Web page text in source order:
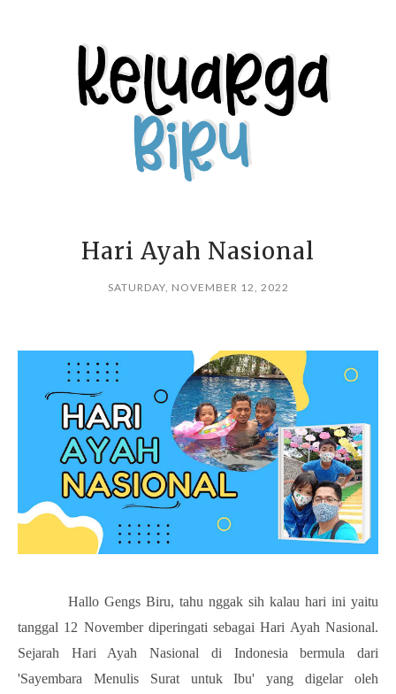
Hari Ayah Nasional
SATURDAY, NOVEMBER 12, 2022
Hallo Gengs Biru, tahu nggak sih kalau hari ini yaitu
tanggal 12 November diperingati sebagai Hari Ayah Nasional.
Sejarah Hari Ayah Nasional di Indonesia bermula dari
'Sayembara Menulis Surat untuk Ibu' yang digelar oleh